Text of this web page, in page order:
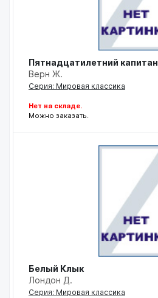
Пятнадцатилетний капитан
Верн Ж.
Серия: Мировая классика
Нет на складе.
Можно заказать.
Белый Клык
Лондон Д.
Серия: Мировая классика